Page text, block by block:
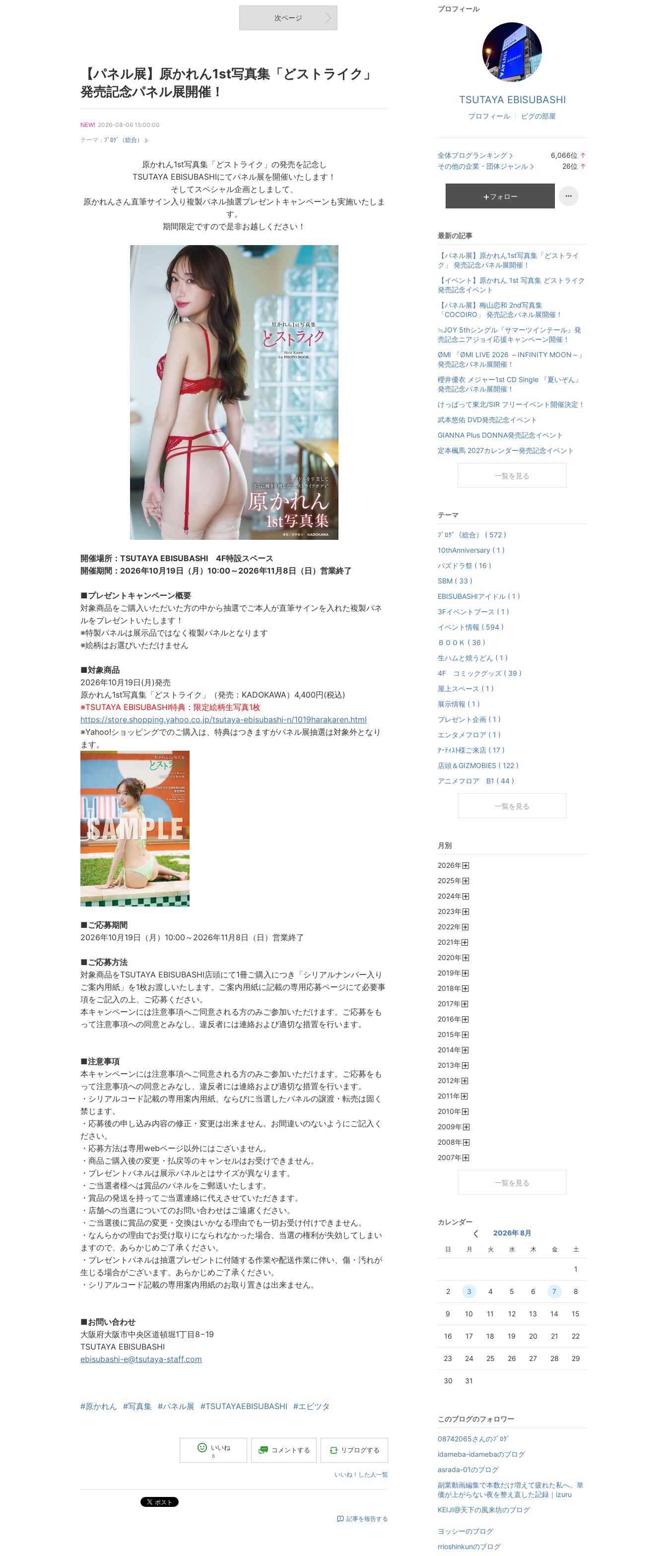
次ページ
【パネル展】原かれん1st写真集「どストライク」
発売記念パネル展開催！
NEW! 2026-08-06 15:00:00
テーマ： ﾌﾞﾛｸﾞ（総合）
原かれん1st写真集「どストライク」の発売を記念し
TSUTAYA EBISUBASHIにてパネル展を開催いたします！
そしてスペシャル企画としまして、
原かれんさん直筆サイン入り複製パネル抽選プレゼントキャンペーンも実施いたしま
す。
期間限定ですので是非お越しください！
開催場所：TSUTAYA EBISUBASHI 4F特設スペース
開催期間：2026年10月19日（月）10:00～2026年11月8日（日）営業終了
■プレゼントキャンペーン概要
対象商品をご購入いただいた方の中から抽選でご本人が直筆サインを入れた複製パネ
ルをプレゼントいたします！
※特製パネルは展示品ではなく複製パネルとなります
※絵柄はお選びいただけません
■対象商品
2026年10月19日(月)発売
原かれん1st写真集「どストライク」（発売：KADOKAWA）4,400円(税込)
※TSUTAYA EBISUBASHI特典：限定絵柄生写真1枚
https://store.shopping.yahoo.co.jp/tsutaya-ebisubashi-n/1019harakaren.html
※Yahoo!ショッピングでのご購入は、特典はつきますがパネル展抽選は対象外となり
ます。
■ご応募期間
2026年10月19日（月）10:00～2026年11月8日（日）営業終了
■ご応募方法
対象商品をTSUTAYA EBISUBASHI店頭にて1冊ご購入につき「シリアルナンバー入り
ご案内用紙」を1枚お渡しいたします。ご案内用紙に記載の専用応募ページにて必要事
項をご記入の上、ご応募ください。
本キャンペーンには注意事項へご同意される方のみご参加いただけます。ご応募をも
って注意事項への同意とみなし、違反者には連絡および適切な措置を行います。
■注意事項
本キャンペーンには注意事項へご同意される方のみご参加いただけます。ご応募をも
って注意事項への同意とみなし、違反者には連絡および適切な措置を行います。
・シリアルコード記載の専用案内用紙、ならびに当選したパネルの譲渡・転売は固く
禁じます。
・応募後の申し込み内容の修正・変更は出来ません。お間違いのないようにご記入く
ださい。
・応募方法は専用webページ以外にはございません。
・商品ご購入後の変更・払戻等のキャンセルはお受けできません。
・プレゼントパネルは展示パネルとはサイズが異なります。
・ご当選者様へは賞品のパネルをご郵送いたします。
・賞品の発送を持ってご当選連絡に代えさせていただきます。
・店舗への当選についてのお問い合わせはご遠慮ください。
・ご当選後に賞品の変更・交換はいかなる理由でも一切お受け付けできません。
・なんらかの理由でお受け取りになられなかった場合、当選の権利が失効してしまい
ますので、あらかじめご了承ください。
・プレゼントパネルは抽選プレゼントに付随する作業や配送作業に伴い、傷・汚れが
生じる場合がございます。あらかじめご了承ください。
・シリアルコード記載の専用案内用紙のお取り置きは出来ません。
■お問い合わせ
大阪府大阪市中央区道頓堀1丁目8−19
TSUTAYA EBISUBASHI
ebisubashi-e@tsutaya-staff.com
#原かれん #写真集 #パネル展 #TSUTAYAEBISUBASHI #エビツタ
いいね
6
コメントする リブログする
いいね！した人一覧
ポスト
記事を報告する
プロフィール
TSUTAYA EBISUBASHI
プロフィール ピグの部屋
全体ブログランキング 6,066位 ↑
その他の企業・団体ジャンル 26位 ↑
フォロー
最新の記事
【パネル展】原かれん1st写真集「どストライ
ク」 発売記念パネル展開催！
【イベント】原かれん 1st 写真集 どストライク
発売記念イベント
【パネル展】梅山恋和 2nd写真集
「COCOIRO」 発売記念パネル展開催！
≒JOY 5thシングル『サマーツインテール』発
売記念ニアジョイ応援キャンペーン開催！
ØMI 『ØMI LIVE 2026 ～INFINITY MOON～』
発売記念パネル展開催！
櫻井優衣 メジャー1st CD Single 『夏いぞん』
発売記念パネル展開催！
けっぱって東北/SIR フリーイベント開催決定！
武本悠佑 DVD発売記念イベント
GIANNA Plus DONNA発売記念イベント
定本楓馬 2027カレンダー発売記念イベント
一覧を見る
テーマ
ﾌﾞﾛｸﾞ（総合） ( 572 )
10thAnniversary ( 1 )
パズドラ祭 ( 16 )
SBM ( 33 )
EBISUBASHIアイドル ( 1 )
3Fイベントブース ( 1 )
イベント情報 ( 594 )
ＢＯＯＫ ( 36 )
生ハムと焼うどん ( 1 )
4F コミックグッズ ( 39 )
屋上スペース ( 1 )
展示情報 ( 1 )
プレゼント企画 ( 1 )
エンタメフロア ( 1 )
ｱｰﾃｨｽﾄ様ご来店 ( 17 )
店頭＆GIZMOBIES ( 122 )
アニメフロア B1 ( 44 )
一覧を見る
月別
2026年
2025年
2024年
2023年
2022年
2021年
2020年
2019年
2018年
2017年
2016年
2015年
2014年
2013年
2012年
2011年
2010年
2009年
2008年
2007年
一覧を見る
カレンダー
2026年 8月
日 月 火 水 木 金 土
1
2 3 4 5 6 7 8
9 10 11 12 13 14 15
16 17 18 19 20 21 22
23 24 25 26 27 28 29
30 31
このブログのフォロワー
08742065さんのﾌﾞﾛｸﾞ
idameba-idamebaのブログ
asrada-01のブログ
副業動画編集で本数だけ増えて疲れた私へ。単
価が上がらない夜を整え直した記録｜izuru
KEIJI@天下の風来坊のブログ
ヨッシーのブログ
rrioshinkunのブログ